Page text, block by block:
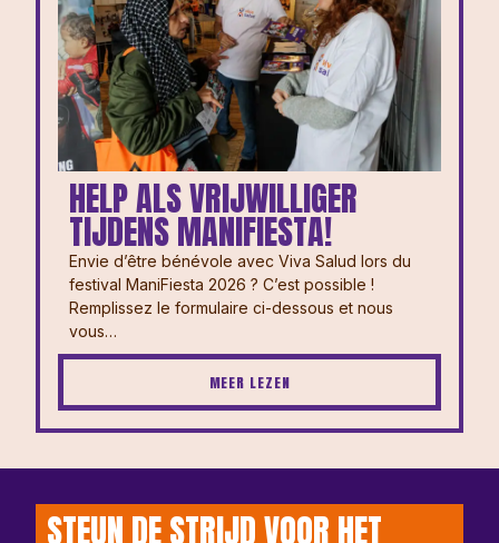
HELP ALS VRIJWILLIGER
TIJDENS MANIFIESTA!
Envie d’être bénévole avec Viva Salud lors du
festival ManiFiesta 2026 ? ⁠⁠C’est possible !
Remplissez le formulaire ci-dessous et nous
vous…
MEER LEZEN
STEUN DE STRIJD VOOR HET